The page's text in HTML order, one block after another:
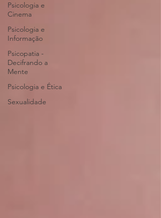
Psicologia e
Cinema
Psicologia e
Informação
Psicopatia -
Decifrando a
Mente
Psicologia e Ética
Sexualidade